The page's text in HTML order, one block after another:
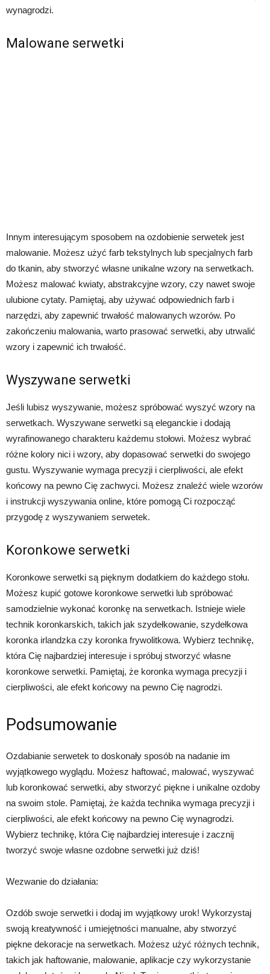
wynagrodzi.
Malowane serwetki
Innym interesującym sposobem na ozdobienie serwetek jest
malowanie. Możesz użyć farb tekstylnych lub specjalnych farb
do tkanin, aby stworzyć własne unikalne wzory na serwetkach.
Możesz malować kwiaty, abstrakcyjne wzory, czy nawet swoje
ulubione cytaty. Pamiętaj, aby używać odpowiednich farb i
narzędzi, aby zapewnić trwałość malowanych wzorów. Po
zakończeniu malowania, warto prasować serwetki, aby utrwalić
wzory i zapewnić ich trwałość.
Wyszywane serwetki
Jeśli lubisz wyszywanie, możesz spróbować wyszyć wzory na
serwetkach. Wyszywane serwetki są eleganckie i dodają
wyrafinowanego charakteru każdemu stołowi. Możesz wybrać
różne kolory nici i wzory, aby dopasować serwetki do swojego
gustu. Wyszywanie wymaga precyzji i cierpliwości, ale efekt
końcowy na pewno Cię zachwyci. Możesz znaleźć wiele wzorów
i instrukcji wyszywania online, które pomogą Ci rozpocząć
przygodę z wyszywaniem serwetek.
Koronkowe serwetki
Koronkowe serwetki są pięknym dodatkiem do każdego stołu.
Możesz kupić gotowe koronkowe serwetki lub spróbować
samodzielnie wykonać koronkę na serwetkach. Istnieje wiele
technik koronkarskich, takich jak szydełkowanie, szydełkowa
koronka irlandzka czy koronka frywolitkowa. Wybierz technikę,
która Cię najbardziej interesuje i spróbuj stworzyć własne
koronkowe serwetki. Pamiętaj, że koronka wymaga precyzji i
cierpliwości, ale efekt końcowy na pewno Cię nagrodzi.
Podsumowanie
Ozdabianie serwetek to doskonały sposób na nadanie im
wyjątkowego wyglądu. Możesz haftować, malować, wyszywać
lub koronkować serwetki, aby stworzyć piękne i unikalne ozdoby
na swoim stole. Pamiętaj, że każda technika wymaga precyzji i
cierpliwości, ale efekt końcowy na pewno Cię wynagrodzi.
Wybierz technikę, która Cię najbardziej interesuje i zacznij
tworzyć swoje własne ozdobne serwetki już dziś!
Wezwanie do działania:
Ozdób swoje serwetki i dodaj im wyjątkowy urok! Wykorzystaj
swoją kreatywność i umiejętności manualne, aby stworzyć
piękne dekoracje na serwetkach. Możesz użyć różnych technik,
takich jak haftowanie, malowanie, aplikacje czy wykorzystanie